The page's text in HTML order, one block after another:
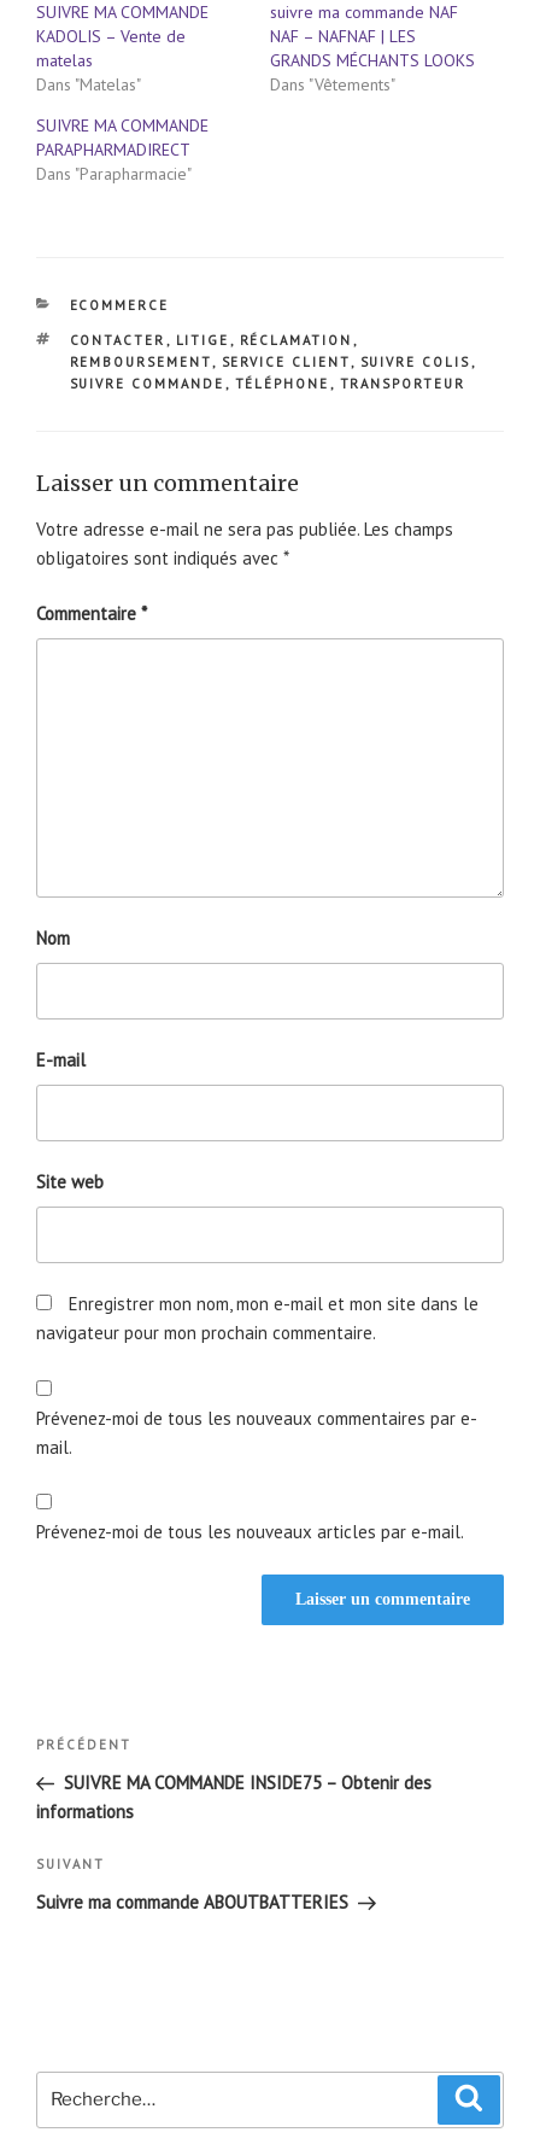
SUIVRE MA COMMANDE
KADOLIS – Vente de
matelas
Dans "Matelas"
suivre ma commande NAF
NAF – NAFNAF | LES
GRANDS MÉCHANTS LOOKS
Dans "Vêtements"
SUIVRE MA COMMANDE
PARAPHARMADIRECT
Dans "Parapharmacie"
CATÉGORIES
ECOMMERCE
ÉTIQUETTES
CONTACTER , LITIGE , RÉCLAMATION ,
REMBOURSEMENT, SERVICE CLIENT, SUIVRE COLIS,
SUIVRE COMMANDE , TÉLÉPHONE , TRANSPORTEUR
Laisser un commentaire
Votre adresse e-mail ne sera pas publiée. Les champs
obligatoires sont indiqués avec *
Commentaire *
Nom
E-mail
Site web
Enregistrer mon nom, mon e-mail et mon site dans le
navigateur pour mon prochain commentaire.
Prévenez-moi de tous les nouveaux commentaires par e-
mail.
Prévenez-moi de tous les nouveaux articles par e-mail.
Navigation
l’article
Article
précédent
PRÉCÉDENT
SUIVRE MA COMMANDE INSIDE75 – Obtenir des
informations
Article
suivant
SUIVANT
Suivre ma commande ABOUTBATTERIES
pour